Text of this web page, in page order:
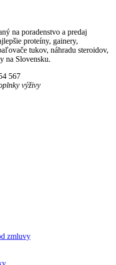
na poradenstvo a predaj
proteíny, gainery,
tukov, náhradu steroidov,
na Slovensku.
567
výživy
zmluvy